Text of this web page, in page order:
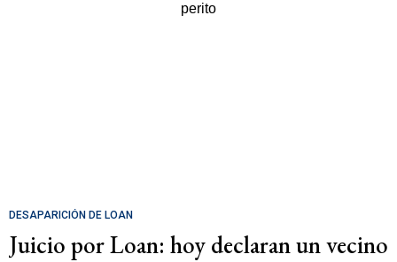
DESAPARICIÓN DE LOAN
Juicio por Loan: hoy declaran un vecino